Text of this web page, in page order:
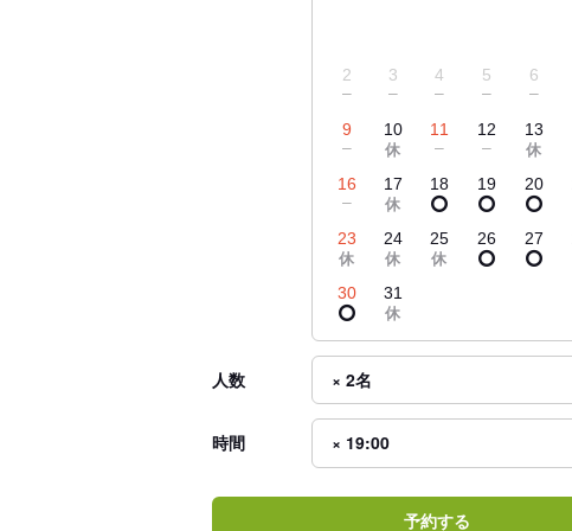
2 3 4 5 6
9 10 11 12 13
16 17 18 19 20
23 24 25 26 27
30 31
人数
時間
予約する